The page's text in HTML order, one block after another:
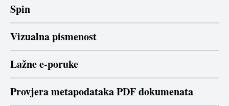
Spin
Vizualna pismenost
Lažne e-poruke
Provjera metapodataka PDF dokumenata